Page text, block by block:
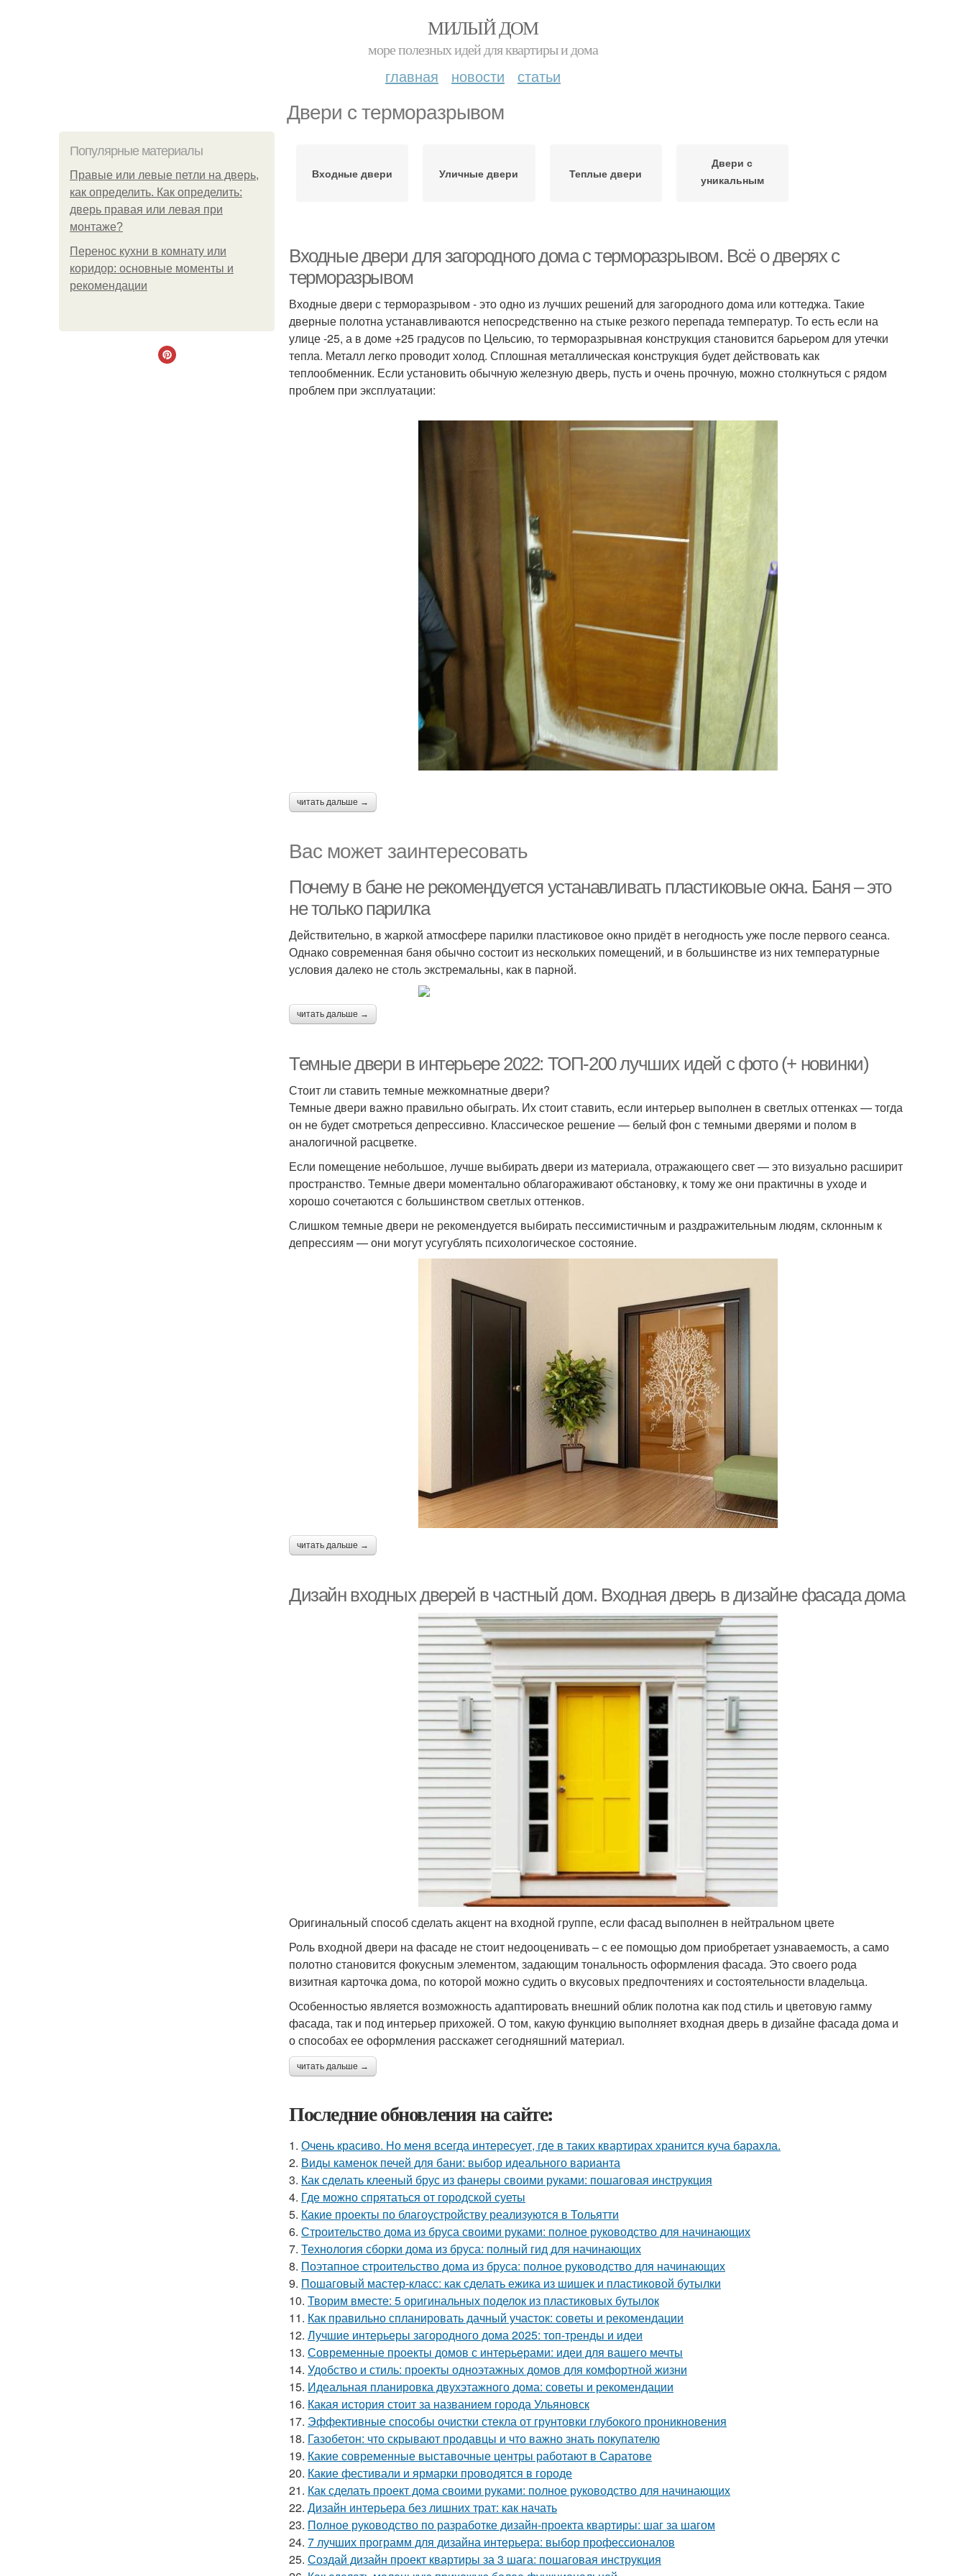
МИЛЫЙ ДОМ
море полезных идей для квартиры и дома
главная новости статьи
Двери с терморазрывом
Популярные материалы
Правые или левые петли на дверь,
как определить. Как определить:
дверь правая или левая при
монтаже?
Перенос кухни в комнату или
коридор: основные моменты и
рекомендации
Входные двери Уличные двери Теплые двери
Двери с
уникальным
Входные двери для загородного дома с терморазрывом. Всё о дверях с
терморазрывом
Входные двери с терморазрывом - это одно из лучших решений для загородного дома или коттеджа. Такие
дверные полотна устанавливаются непосредственно на стыке резкого перепада температур. То есть если на
улице -25, а в доме +25 градусов по Цельсию, то терморазрывная конструкция становится барьером для утечки
тепла. Металл легко проводит холод. Сплошная металлическая конструкция будет действовать как
теплообменник. Если установить обычную железную дверь, пусть и очень прочную, можно столкнуться с рядом
проблем при эксплуатации:
читать дальше →
Вас может заинтересовать
Почему в бане не рекомендуется устанавливать пластиковые окна. Баня – это
не только парилка
Действительно, в жаркой атмосфере парилки пластиковое окно придёт в негодность уже после первого сеанса.
Однако современная баня обычно состоит из нескольких помещений, и в большинстве из них температурные
условия далеко не столь экстремальны, как в парной.
читать дальше →
Темные двери в интерьере 2022: ТОП-200 лучших идей с фото (+ новинки)
Стоит ли ставить темные межкомнатные двери?
Темные двери важно правильно обыграть. Их стоит ставить, если интерьер выполнен в светлых оттенках — тогда
он не будет смотреться депрессивно. Классическое решение — белый фон с темными дверями и полом в
аналогичной расцветке.
Если помещение небольшое, лучше выбирать двери из материала, отражающего свет — это визуально расширит
пространство. Темные двери моментально облагораживают обстановку, к тому же они практичны в уходе и
хорошо сочетаются с большинством светлых оттенков.
Слишком темные двери не рекомендуется выбирать пессимистичным и раздражительным людям, склонным к
депрессиям — они могут усугублять психологическое состояние.
читать дальше →
Дизайн входных дверей в частный дом. Входная дверь в дизайне фасада дома
Оригинальный способ сделать акцент на входной группе, если фасад выполнен в нейтральном цвете
Роль входной двери на фасаде не стоит недооценивать – с ее помощью дом приобретает узнаваемость, а само
полотно становится фокусным элементом, задающим тональность оформления фасада. Это своего рода
визитная карточка дома, по которой можно судить о вкусовых предпочтениях и состоятельности владельца.
Особенностью является возможность адаптировать внешний облик полотна как под стиль и цветовую гамму
фасада, так и под интерьер прихожей. О том, какую функцию выполняет входная дверь в дизайне фасада дома и
о способах ее оформления расскажет сегодняшний материал.
читать дальше →
Последние обновления на сайте:
1. Очень красиво. Но меня всегда интересует, где в таких квартирах хранится куча барахла.
2. Виды каменок печей для бани: выбор идеального варианта
3. Как сделать клееный брус из фанеры своими руками: пошаговая инструкция
4. Где можно спрятаться от городской суеты
5. Какие проекты по благоустройству реализуются в Тольятти
6. Строительство дома из бруса своими руками: полное руководство для начинающих
7. Технология сборки дома из бруса: полный гид для начинающих
8. Поэтапное строительство дома из бруса: полное руководство для начинающих
9. Пошаговый мастер-класс: как сделать ежика из шишек и пластиковой бутылки
10. Творим вместе: 5 оригинальных поделок из пластиковых бутылок
11. Как правильно спланировать дачный участок: советы и рекомендации
12. Лучшие интерьеры загородного дома 2025: топ-тренды и идеи
13. Современные проекты домов с интерьерами: идеи для вашего мечты
14. Удобство и стиль: проекты одноэтажных домов для комфортной жизни
15. Идеальная планировка двухэтажного дома: советы и рекомендации
16. Какая история стоит за названием города Ульяновск
17. Эффективные способы очистки стекла от грунтовки глубокого проникновения
18. Газобетон: что скрывают продавцы и что важно знать покупателю
19. Какие современные выставочные центры работают в Саратове
20. Какие фестивали и ярмарки проводятся в городе
21. Как сделать проект дома своими руками: полное руководство для начинающих
22. Дизайн интерьера без лишних трат: как начать
23. Полное руководство по разработке дизайн-проекта квартиры: шаг за шагом
24. 7 лучших программ для дизайна интерьера: выбор профессионалов
25. Создай дизайн проект квартиры за 3 шага: пошаговая инструкция